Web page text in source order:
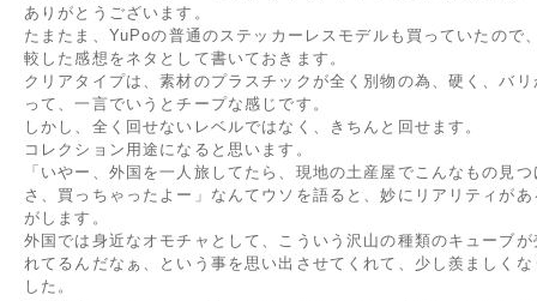
ありがとうございます。
たまたま、YuPoの普通のステッカーレスモデルも買っていたので
較した感想をネタとして書いておきます。
クリアタイプは、素材のプラスチックが全く別物の為、硬く、バリ
って、一言でいうとチープな感じです。
しかし、全く回せないレベルではなく、きちんと回せます。
コレクション用途になると思います。
「いやー、外国を一人旅してたら、現地の土産屋でこんなもの見つ
さ、買っちゃったよー」なんてウソを語ると、妙にリアリティがあ
がします。
外国では身近なオモチャとして、こういう沢山の種類のキューブが
れてるんだなぁ、という事を思い出させてくれて、少し羨ましくな
した。